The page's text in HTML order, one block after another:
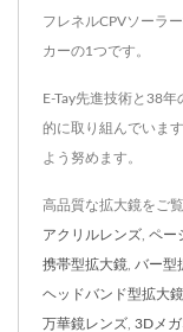
フレネルCPVソーラ
カーの1つです。
E-Tay先進技術と38
的に取り組んでいま
よう努めます。
高品質な拡大鏡をご
アクリルレンズ ペー
携帯型拡大鏡 バー型
ヘッドバンド型拡大鏡
万華鏡レンズ 3Dメガ